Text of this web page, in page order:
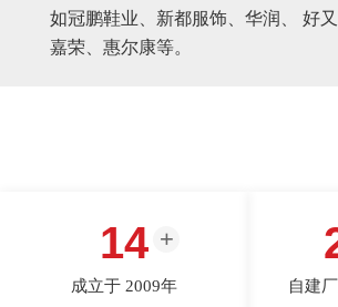
如冠鹏鞋业、新都服饰、华润、 好又
嘉荣、惠尔康等。
14
成立于 2009年 自建